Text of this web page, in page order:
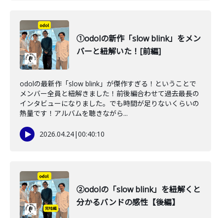
①odolの新作「slow blink」をメン
バーと紐解いた！[前編]
odolの最新作「slow blink」が傑作すぎる！ということで
メンバー全員と紐解きました！前後編合わせて過去最長の
インタビューになりました。でも時間が足りないくらいの
熱量です！アルバムを聴きながら...
2026.04.24|00:40:10
②odolの「slow blink」を紐解くと
分かるバンドの感性【後編】